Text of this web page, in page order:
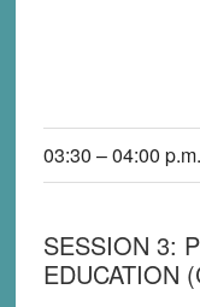
03:30 – 04:00 p.m.
SESSION 3:
EDUCATION